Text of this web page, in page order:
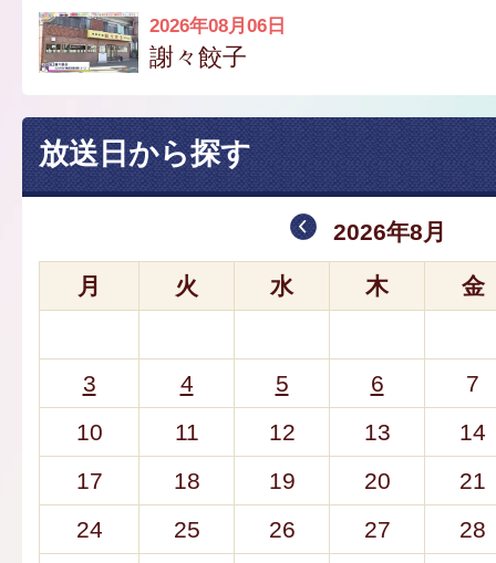
2026年08月06日
謝々餃子
放送日から探す
2026年8月
月 火 水 木 金
3 4 5 6
7
10
11 12 13
14
17
18 19 20
21
24
25 26 27
28